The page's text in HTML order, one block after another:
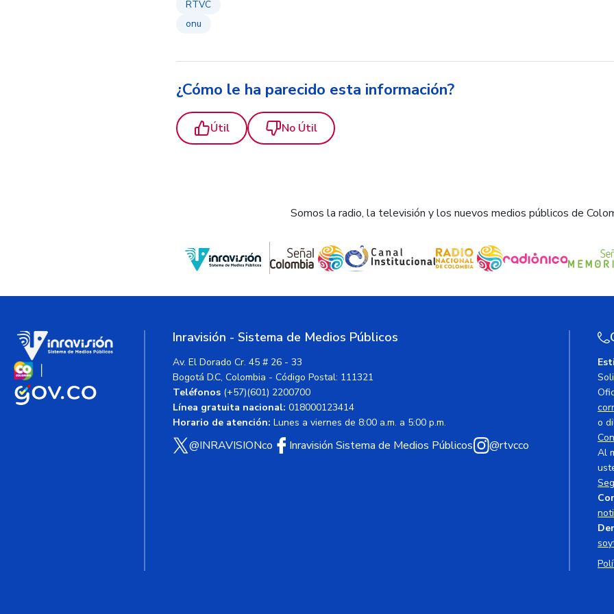
RTVC
onu
¿Cómo le ha parecido esta información?
Útil No Útil
Somos la radio, la televisión y los nuevos medios públicos de
Inravisión - Sistema de Medios Públicos
Av. El Dorado Cr. 45 # 26 - 33
Bogotá D.C, Colombia - Código Postal: 111321
Teléfonos (+57)(601) 2200700
Línea gratuita nacional: 018000123414
Horario de atención: Lunes a viernes de 8:00 a.m. a 5:00 p.m.
@INRAVISIONco Inravisión Sistema de Medios Públicos @rtvcco
o
Al